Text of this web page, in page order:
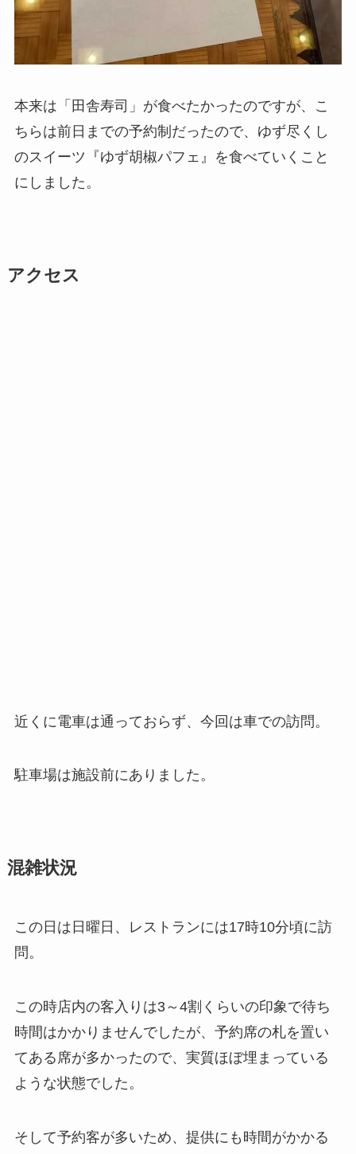
本来は「田舎寿司」が食べたかったのですが、こ
ちらは前日までの予約制だったので、ゆず尽くし
のスイーツ『ゆず胡椒パフェ』を食べていくこと
にしました。
アクセス
近くに電車は通っておらず、今回は車での訪問。
駐車場は施設前にありました。
混雑状況
この日は日曜日、レストランには17時10分頃に訪
問。
この時店内の客入りは3～4割くらいの印象で待ち
時間はかかりませんでしたが、予約席の札を置い
てある席が多かったので、実質ほぼ埋まっている
ような状態でした。
そして予約客が多いため、提供にも時間がかかる